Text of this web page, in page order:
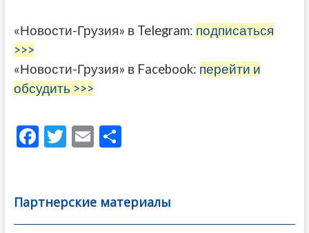
«Новости-Грузия» в Telegram: подписаться
>>>
«Новости-Грузия» в Facebook: перейти и
обсудить >>>
F
b
o
T
er
E
l
О
а
в
Партнерские материалы